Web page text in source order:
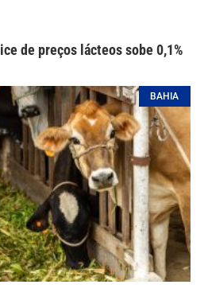
de preços lácteos sobe 0,1%
BAHIA